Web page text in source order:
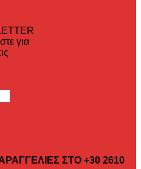
για
ΣΤΟ +30 2610